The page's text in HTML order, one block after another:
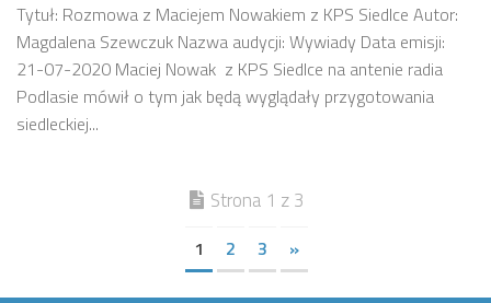
Tytuł: Rozmowa z Maciejem Nowakiem z KPS Siedlce Autor:
Magdalena Szewczuk Nazwa audycji: Wywiady Data emisji:
21-07-2020 Maciej Nowak z KPS Siedlce na antenie radia
Podlasie mówił o tym jak będą wyglądały przygotowania
siedleckiej...
Strona 1 z 3
1 2 3 »